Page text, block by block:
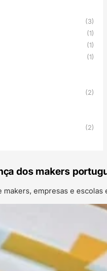
(3)
(1)
(1)
(1)
(2)
(2)
dos makers
makers, empresas e escolas